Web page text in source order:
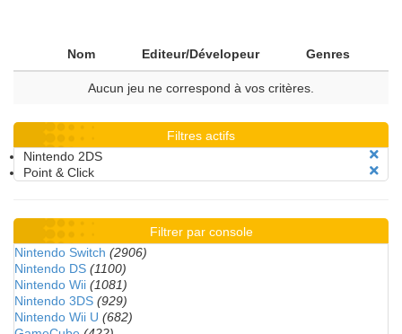
Nom Editeur/Dévelopeur Genres
Aucun jeu ne correspond à vos critères.
Filtres actifs
Nintendo 2DS
Point & Click
Filtrer par console
Nintendo Switch (2906)
Nintendo DS (1100)
Nintendo Wii (1081)
Nintendo 3DS (929)
Nintendo Wii U (682)